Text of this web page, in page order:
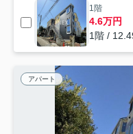
1階
4.6万円
1階 /
アパート